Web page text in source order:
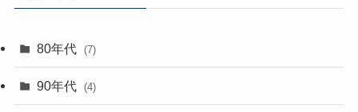
80年代 (7)
90年代 (4)